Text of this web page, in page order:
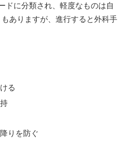
ドに分類され、軽度なものは自
ありますが、進行すると外科手
る
りを防ぐ